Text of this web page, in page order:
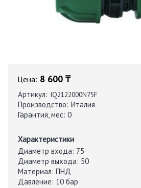
Цена: 8 600 ₸
Артикул: IQ2122000N75F
Производство: Италия
Гарантия, мес: 0
Характеристики
Диаметр входа: 75
Диаметр выхода: 50
Материал: ПНД
Давление: 10 бар